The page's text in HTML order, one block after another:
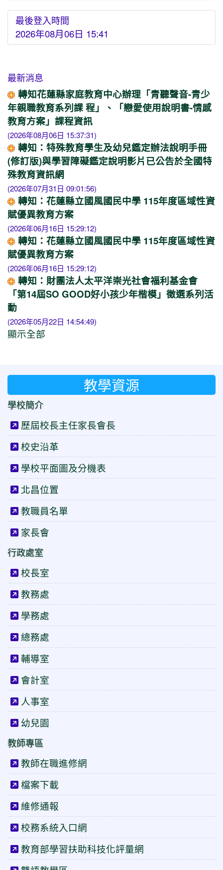
最後登入時間
2026年08月06日 15:41
最新消息
轉知花蓮縣家庭教育中心辦理「青聽聲音-青少
年親職教育系列課 程」、「戀愛使用說明書-情感
教育方案」課程資訊
(2026年08月06日 15:37:31)
轉知：特殊教育學生及幼兒鑑定辦法說明手冊
(修訂版)與學習障礙鑑定說明影片已公告於全國特
殊教育資訊網
(2026年07月31日 09:01:56)
轉知：花蓮縣立國風國民中學 115年度區域性資
賦優異教育方案
(2026年06月16日 15:29:12)
轉知：花蓮縣立國風國民中學 115年度區域性資
賦優異教育方案
(2026年06月16日 15:29:12)
轉知：財團法人太平洋崇光社會福利基金會
「第14屆SO GOOD好小孩少年楷模」徵選系列活
動
(2026年05月22日 14:54:49)
顯示全部
教學資源
學校簡介
歷屆校長主任家長會長
校史沿革
學校平面圖及分機表
北昌位置
教職員名單
家長會
行政處室
校長室
教務處
學務處
總務處
輔導室
會計室
人事室
幼兒園
教師專區
教師在職進修網
檔案下載
維修通報
校務系統入口網
教育部學習扶助科技化評量網